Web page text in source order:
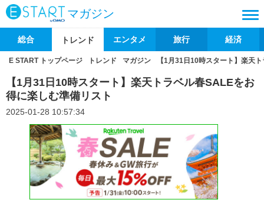
マガジン
総合 トレンド エンタメ 旅行 経済
E START トップページ トレンド マガジン 【1月31日10時スタート】楽天
【1月31日10時スタート】楽天トラベル春SALEをお
得に楽しむ準備リスト
2025-01-28 10:57:34